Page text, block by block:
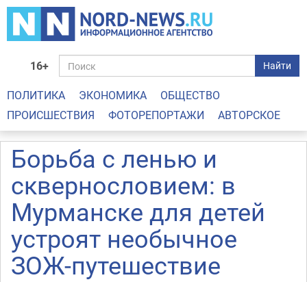
16+ Найти
ПОЛИТИКА ЭКОНОМИКА
ОБЩЕСТВО
ПРОИСШЕСТВИЯ
ФОТОРЕПОРТАЖИ АВТОРСКОЕ
Борьба с ленью и
сквернословием: в
Мурманске для детей
устроят необычное
ЗОЖ-путешествие